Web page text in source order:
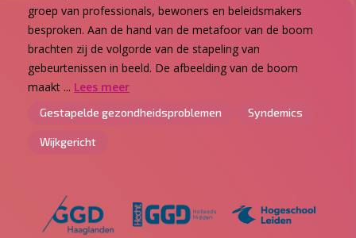
groep van professionals, bewoners en beleidsmakers
besproken. Aan de hand van de metafoor van de boom
brachten zij de volgorde van de stapeling van
gebeurtenissen in beeld. De afbeelding van de boom
maakt ... Lees meer
Gestapelde gezondheidsproblemen Syndemics
Wijkgericht